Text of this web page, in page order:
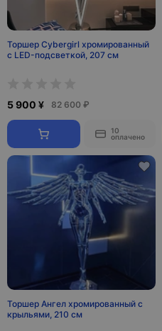
Торшер Cybergirl хромированный
с LED-подсветкой, 207 см
5 900 ¥ 82 600 ₽
10
оплачено
Торшер Ангел хромированный с
крыльями, 210 см